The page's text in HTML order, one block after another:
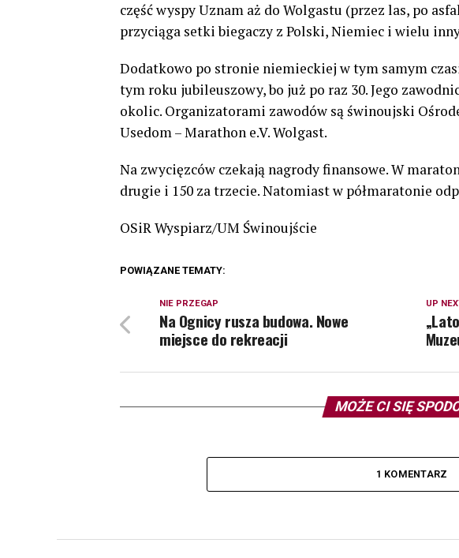
część wyspy Uznam aż do Wolgastu (przez las, po
przyciąga setki biegaczy z Polski, Niemiec i wielu
Dodatkowo po stronie niemieckiej w tym samym
tym roku jubileuszowy, bo już po raz 30. Jego
okolic. Organizatorami zawodów są świnoujski
Usedom – Marathon e.V. Wolgast.
Na zwycięzców czekają nagrody finansowe. W
drugie i 150 za trzecie. Natomiast w półmaratonie
OSiR Wyspiarz/UM Świnoujście
POWIĄZANE TEMATY:
UP
NIE PRZEGAP
Na Ognicy rusza budowa. Nowe
miejsce do rekreacji
MOŻE CI SIĘ
1 KOMENTARZ